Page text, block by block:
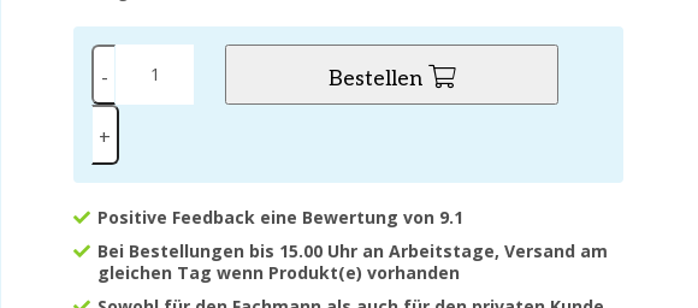
-
+
Bestellen
Positive Feedback eine Bewertung von 9.1
Bei Bestellungen bis 15.00 Uhr an Arbeitstage, Versand am
gleichen Tag wenn Produkt(e) vorhanden